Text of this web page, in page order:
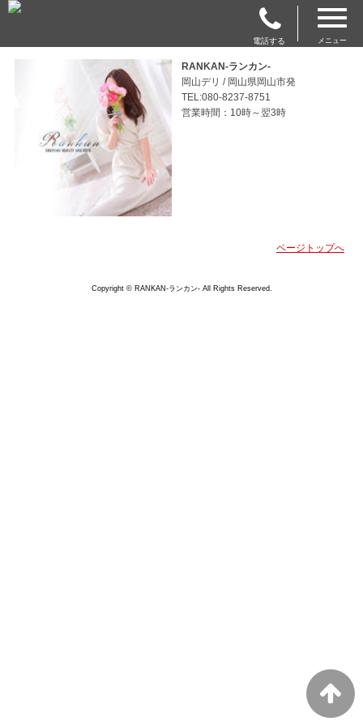
電話する メニュー
RANKAN-ランカン-
岡山デリ / 岡山県岡山市発
TEL:080-8237-8751
営業時間：10時～翌3時
ページトップへ
Copyright © RANKAN-ランカン- All Rights Reserved.